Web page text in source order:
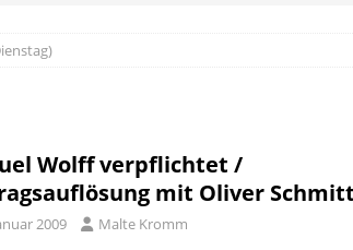
Wolff verpflichtet /
mit Oliver Schmitt
2009 Malte Kromm